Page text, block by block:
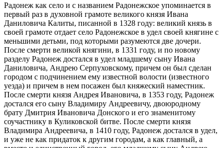
Радонеж как село и с названием Радонежское упоминается в
первый раз в духовной грамоте великого князя Ивана
Даниловича Калиты, писанной в 1328 году: великий князь в
своей грамоте отдает село Радонежское в удел своей княгине с
меньшими детьми, под которыми разумеются две дочери.
После смерти великой княгини, в 1331 году, и по новому
разделу Радонеж достался в удел младшему сыну Ивана
Даниловича, Андрею Серпуховскому, причем он был сделан
городом с подчинением ему известной волости (известного
уезда) и причем в нем посажен был княжеский наместник.
После смерти князя Андрея Ивановича, в 1353 году, Радонеж
достался его сыну Владимиру Андреевичу, двоюродному
брату Дмитрия Ивановича Донского и его знаменитому
соучастнику в Куликовской битве. После смерти князя
Владимира Андреевича, в 1410 году, Радонеж достался в удел,
и уже не как придаток к другим городам, а как главный, а